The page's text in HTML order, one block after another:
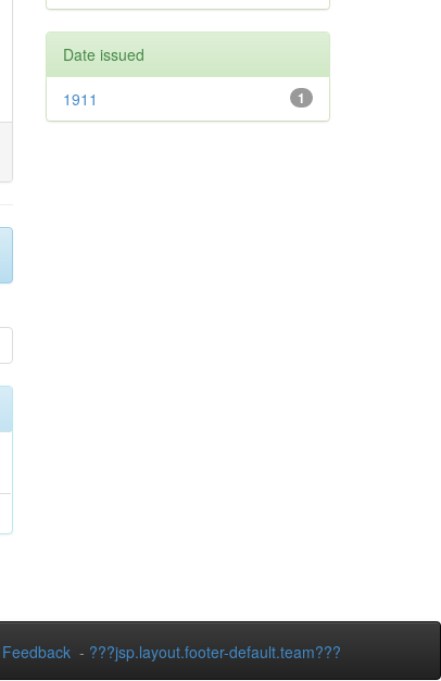
Date issued
1
1911
Feedback - ???jsp.layout.footer-default.team???